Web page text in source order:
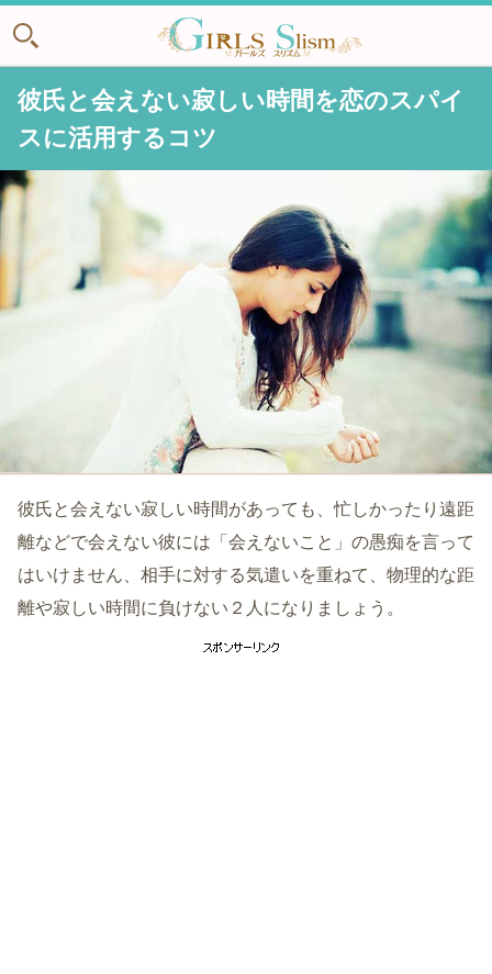
彼氏と会えない寂しい時間を恋のスパイ
スに活用するコツ
彼氏と会えない寂しい時間があっても、忙しかったり遠距
離などで会えない彼には「会えないこと」の愚痴を言って
はいけません、相手に対する気遣いを重ねて、物理的な距
離や寂しい時間に負けない２人になりましょう。